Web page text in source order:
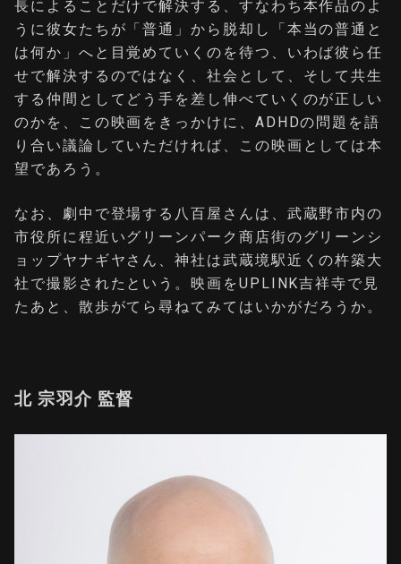
長によることだけで解決する、すなわち本作品のよ
うに彼女たちが「普通」から脱却し「本当の普通と
は何か」へと目覚めていくのを待つ、いわば彼ら任
せで解決するのではなく、社会として、そして共生
する仲間としてどう手を差し伸べていくのが正しい
のかを、この映画をきっかけに、ADHDの問題を語
り合い議論していただければ、この映画としては本
望であろう。
なお、劇中で登場する八百屋さんは、武蔵野市内の
市役所に程近いグリーンパーク商店街のグリーンシ
ョップヤナギヤさん、神社は武蔵境駅近くの杵築大
社で撮影されたという。映画をUPLINK吉祥寺で見
たあと、散歩がてら尋ねてみてはいかがだろうか。
北 宗羽介 監督